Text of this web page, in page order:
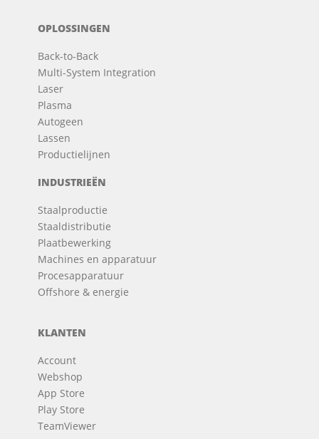
OPLOSSINGEN
Back-to-Back
Multi-System Integration
Laser
Plasma
Autogeen
Lassen
Productielijnen
INDUSTRIEËN
Staalproductie
Staaldistributie
Plaatbewerking
Machines en apparatuur
Procesapparatuur
Offshore & energie
KLANTEN
Account
Webshop
App Store
Play Store
TeamViewer